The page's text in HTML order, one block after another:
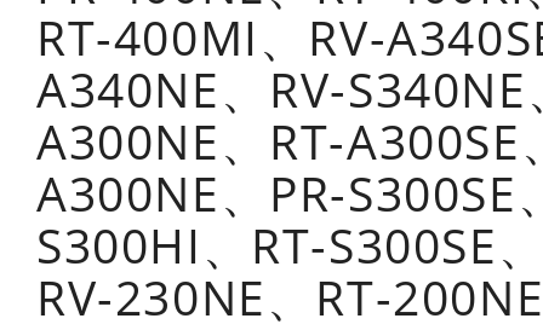
RT-400MI、RV-
A340NE、RV-S340NE
A300NE、RT-A300SE
A300NE、PR-S300SE
S300HI、RT-S300SE
RV-230NE、RT-